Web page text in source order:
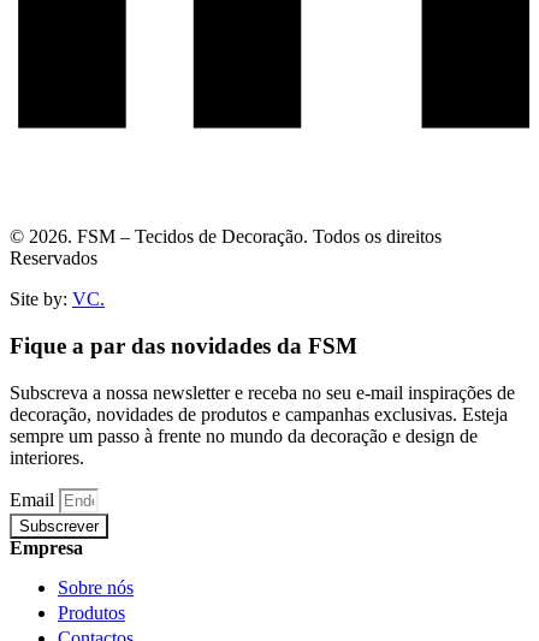
© 2026. FSM – Tecidos de Decoração. Todos os direitos
Reservados
Site by: VC.
Fique a par das novidades da FSM
Subscreva a nossa newsletter e receba no seu e-mail inspirações de
decoração, novidades de produtos e campanhas exclusivas. Esteja
sempre um passo à frente no mundo da decoração e design de
interiores.
Email
Subscrever
Empresa
Sobre nós
Produtos